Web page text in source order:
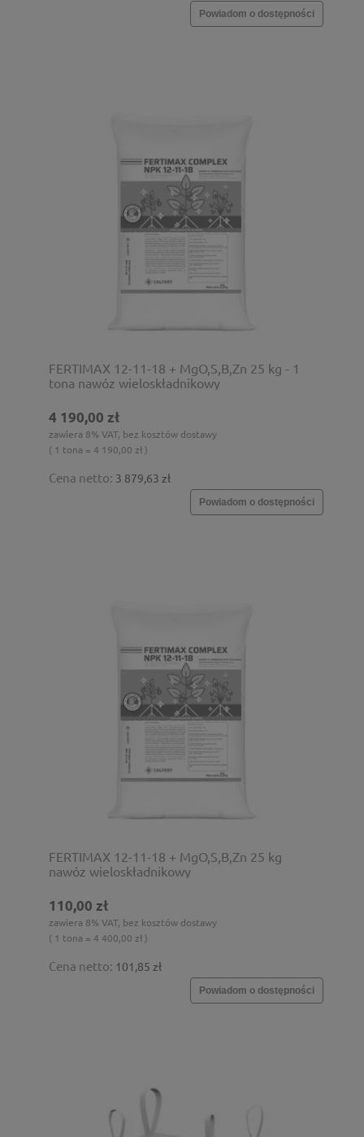
Powiadom o dostępności
FERTIMAX 12-11-18 + MgO,S,B,Zn 25 kg - 1
tona nawóz wieloskładnikowy
4 190,00 zł
zawiera 8% VAT, bez kosztów dostawy
( 1 tona = 4 190,00 zł )
Cena netto: 3 879,63 zł
Powiadom o dostępności
FERTIMAX 12-11-18 + MgO,S,B,Zn 25 kg
nawóz wieloskładnikowy
110,00 zł
zawiera 8% VAT, bez kosztów dostawy
( 1 tona = 4 400,00 zł )
Cena netto: 101,85 zł
Powiadom o dostępności